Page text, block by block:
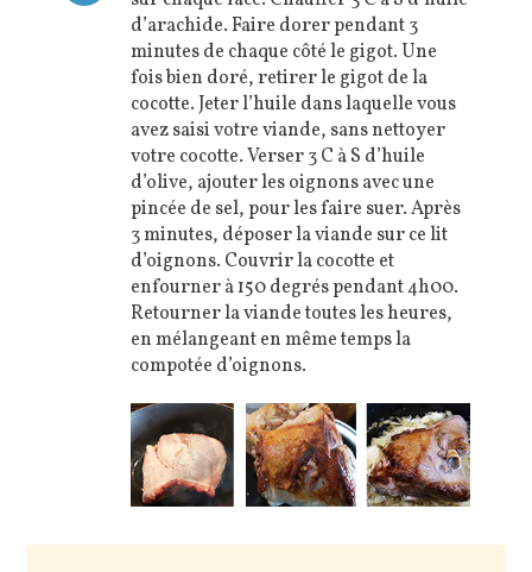
d’arachide. Faire dorer pendant 3
minutes de chaque côté le gigot. Une
fois bien doré, retirer le gigot de la
cocotte. Jeter l’huile dans laquelle vous
avez saisi votre viande, sans nettoyer
votre cocotte. Verser 3 C à S d’huile
d’olive, ajouter les oignons avec une
pincée de sel, pour les faire suer. Après
3 minutes, déposer la viande sur ce lit
d’oignons. Couvrir la cocotte et
enfourner à 150 degrés pendant 4h00.
Retourner la viande toutes les heures,
en mélangeant en même temps la
compotée d’oignons.